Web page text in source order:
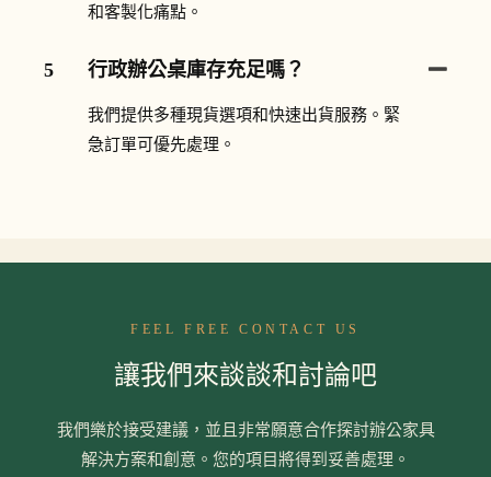
和客製化痛點。
5 行政辦公桌庫存充足嗎？
我們提供多種現貨選項和快速出貨服務。緊
急訂單可優先處理。
FEEL FREE CONTACT US
讓我們來談談和討論吧
我們樂於接受建議，並且非常願意合作探討辦公家具
解決方案和創意。您的項目將得到妥善處理。